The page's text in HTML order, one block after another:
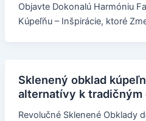
Objavte Dokonalú Harmóniu
Kúpeľňu – Inšpirácie, ktoré
Sklenený obklad
alternatívy k tradičným
Revolučné Sklenené Obklady